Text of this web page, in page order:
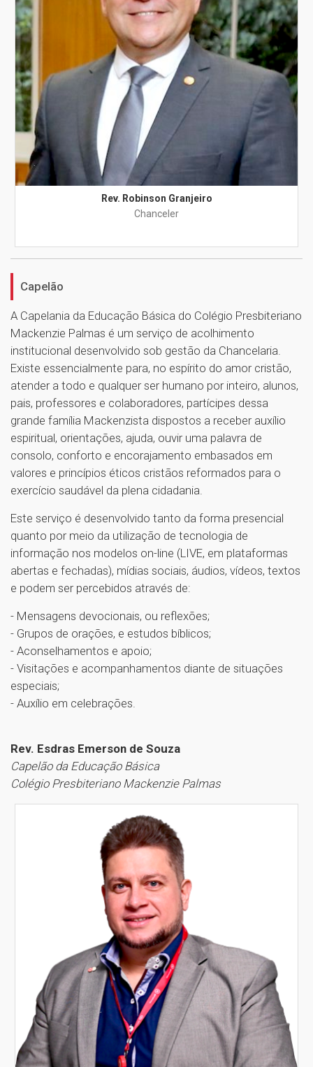
Rev. Robinson Granjeiro
Chanceler
Capelão
A Capelania da Educação Básica do Colégio Presbiteriano
Mackenzie Palmas é um serviço de acolhimento
institucional desenvolvido sob gestão da Chancelaria.
Existe essencialmente para, no espírito do amor cristão,
atender a todo e qualquer ser humano por inteiro, alunos,
pais, professores e colaboradores, partícipes dessa
grande família Mackenzista dispostos a receber auxílio
espiritual, orientações, ajuda, ouvir uma palavra de
consolo, conforto e encorajamento embasados em
valores e princípios éticos cristãos reformados para o
exercício saudável da plena cidadania.
Este serviço é desenvolvido tanto da forma presencial
quanto por meio da utilização de tecnologia de
informação nos modelos on-line (LIVE, em plataformas
abertas e fechadas), mídias sociais, áudios, vídeos, textos
e podem ser percebidos através de:
- Mensagens devocionais, ou reflexões;
- Grupos de orações, e estudos bíblicos;
- Aconselhamentos e apoio;
- Visitações e acompanhamentos diante de situações
especiais;
- Auxílio em celebrações.
Rev. Esdras Emerson de Souza
Capelão da Educação Básica
Colégio Presbiteriano Mackenzie Palmas